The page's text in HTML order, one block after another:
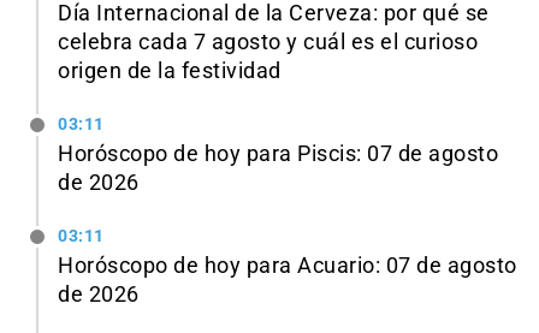
Día Internacional de la Cerveza: por qué se
celebra cada 7 agosto y cuál es el curioso
origen de la festividad
03:11
Horóscopo de hoy para Piscis: 07 de agosto
de 2026
03:11
Horóscopo de hoy para Acuario: 07 de agosto
de 2026